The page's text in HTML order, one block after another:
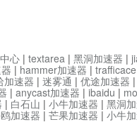
心 | textarea | 黑洞加速器 |
| hammer加速器 | trafficace
加速器 | 迷雾通 | 优途加速器 |
| anycast加速器 | ibaidu |
| 白石山 | 小牛加速器 | 黑洞
加速器 | 芒果加速器 | 小牛